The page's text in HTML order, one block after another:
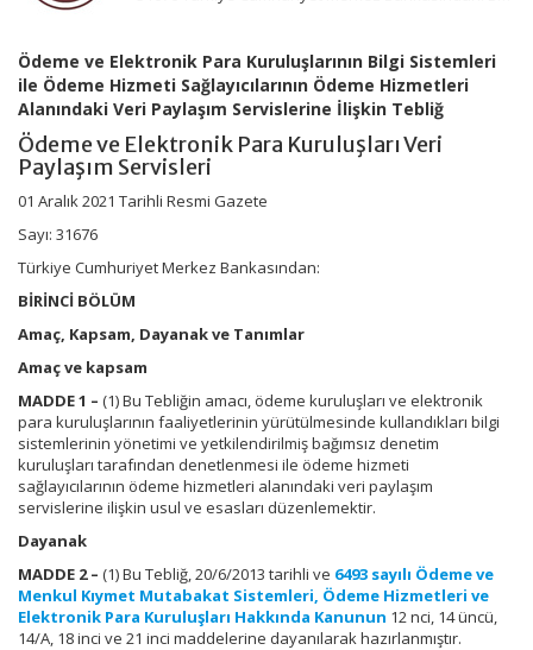
Paylaşım
Servislerine
İlişkin
Tebliğ
için
Ödeme ve Elektronik Para Kuruluşlarının Bilgi Sistemleri
ile Ödeme Hizmeti Sağlayıcılarının Ödeme Hizmetleri
Alanındaki Veri Paylaşım Servislerine İlişkin Tebliğ
Ödeme ve Elektronik Para Kuruluşları Veri
Paylaşım Servisleri
01 Aralık 2021 Tarihli Resmi Gazete
Sayı: 31676
Türkiye Cumhuriyet Merkez Bankasından:
BİRİNCİ BÖLÜM
Amaç, Kapsam, Dayanak ve Tanımlar
Amaç ve kapsam
MADDE 1 – (1) Bu Tebliğin amacı, ödeme kuruluşları ve elektronik
para kuruluşlarının faaliyetlerinin yürütülmesinde kullandıkları bilgi
sistemlerinin yönetimi ve yetkilendirilmiş bağımsız denetim
kuruluşları tarafından denetlenmesi ile ödeme hizmeti
sağlayıcılarının ödeme hizmetleri alanındaki veri paylaşım
servislerine ilişkin usul ve esasları düzenlemektir.
Dayanak
MADDE 2 – (1) Bu Tebliğ, 20/6/2013 tarihli ve 6493 sayılı Ödeme ve
Menkul Kıymet Mutabakat Sistemleri, Ödeme Hizmetleri ve
Elektronik Para Kuruluşları Hakkında Kanunun 12 nci, 14 üncü,
14/A, 18 inci ve 21 inci maddelerine dayanılarak hazırlanmıştır.